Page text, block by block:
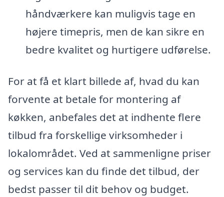
håndværkere kan muligvis tage en
højere timepris, men de kan sikre en
bedre kvalitet og hurtigere udførelse.
For at få et klart billede af, hvad du kan
forvente at betale for montering af
køkken, anbefales det at indhente flere
tilbud fra forskellige virksomheder i
lokalområdet. Ved at sammenligne priser
og services kan du finde det tilbud, der
bedst passer til dit behov og budget.